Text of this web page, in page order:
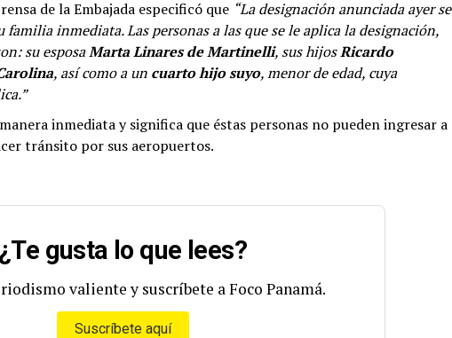
de la Embajada especificó que “La designación anunciada ayer se
familia inmediata. Las personas a las que se le aplica la designación,
su esposaMarta Linares de Martinelli, sus hijosRicardo
, así como a un cuarto hijo suyo, menor de edad, cuya
inmediata y significa que éstas personas no pueden ingresar a
tránsito por sus aeropuertos.
¿Te gusta lo que lees?
valiente y suscríbete a Foco Panamá.
Suscríbete aquí